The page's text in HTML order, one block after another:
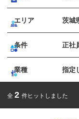
エリア 茨城
条件 正社
業種 指定
全 2 件ヒットしました